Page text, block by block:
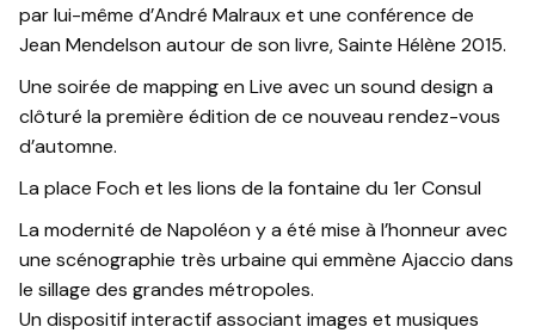
par lui-même d’André Malraux et une conférence de
Jean Mendelson autour de son livre, Sainte Hélène 2015.
Une soirée de mapping en Live avec un sound design a
clôturé la première édition de ce nouveau rendez-vous
d’automne.
La place Foch et les lions de la fontaine du 1er Consul
La modernité de Napoléon y a été mise à l’honneur avec
une scénographie très urbaine qui emmène Ajaccio dans
le sillage des grandes métropoles.
Un dispositif interactif associant images et musiques